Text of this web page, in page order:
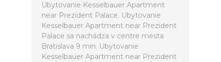
Ubytovanie Kesselbauer Apartment
near Prezident Palace. Ubytovanie
Kesselbauer Apartment near Prezident
Palace sa nachádza v centre mesta
Bratislava 9 min. Ubytovanie
Kesselbauer Apartment near Prezident